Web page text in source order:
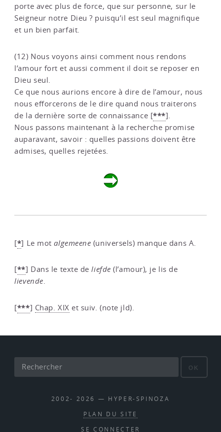
porte avec plus de force, que sur personne, sur le
Seigneur notre Dieu ? puisqu’il est seul magnifique
et un bien parfait.
(12) Nous voyons ainsi comment nous rendons
l’amour fort et aussi comment il doit se reposer en
Dieu seul.
Ce que nous aurions encore à dire de l’amour, nous
nous efforcerons de le dire quand nous traiterons
de la dernière sorte de connaissance [***]
Nous passons maintenant à la recherche promise
auparavant, savoir : quelles passions doivent être
admises, quelles rejetées.
[*] Le motalgemeene (universels) manque dans A.
[**] Dans le texte deliefde (l’amour), je lis de
lievende.
[***] Chap. XIX et suiv. (note jld).
OK
2002- 2026 — HYPER-SPINOZA
PLAN DU SITE
SE CONNECTER